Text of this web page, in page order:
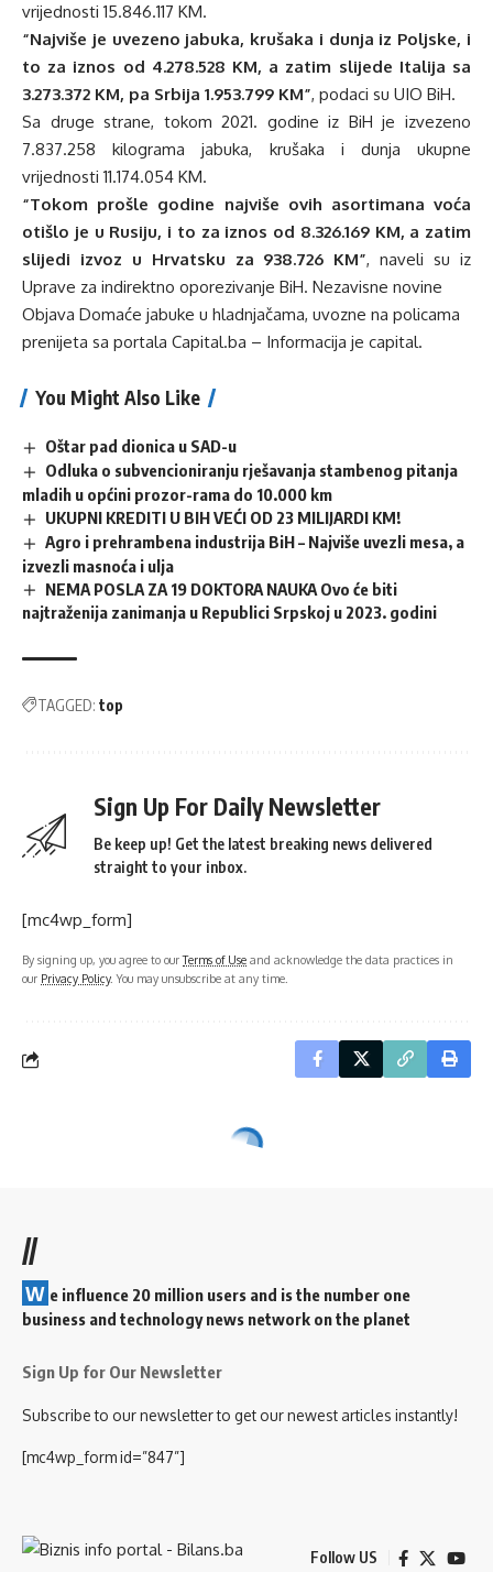
vrijednosti 15.846.117 KM.
“Najviše je uvezeno jabuka, krušaka i dunja iz Poljske, i
to za iznos od 4.278.528 KM, a zatim slijede Italija sa
3.273.372 KM, pa Srbija 1.953.799 KM”, podaci su UIO BiH.
Sa druge strane, tokom 2021. godine iz BiH je izvezeno
7.837.258 kilograma jabuka, krušaka i dunja ukupne
vrijednosti 11.174.054 KM.
“Tokom prošle godine najviše ovih asortimana voća
otišlo je u Rusiju, i to za iznos od 8.326.169 KM, a zatim
slijedi izvoz u Hrvatsku za 938.726 KM”, naveli su iz
Uprave za indirektno oporezivanje BiH. Nezavisne novine
Objava Domaće jabuke u hladnjačama, uvozne na policama
prenijeta sa portala Capital.ba – Informacija je capital.
You Might Also Like
Oštar pad dionica u SAD-u
Odluka o subvencioniranju rješavanja stambenog pitanja
mladih u općini prozor-rama do 10.000 km
UKUPNI KREDITI U BIH VEĆI OD 23 MILIJARDI KM!
Agro i prehrambena industrija BiH – Najviše uvezli mesa, a
izvezli masnoća i ulja
NEMA POSLA ZA 19 DOKTORA NAUKA Ovo će biti
najtraženija zanimanja u Republici Srpskoj u 2023. godini
TAGGED: top
Sign Up For Daily Newsletter
Be keep up! Get the latest breaking news delivered
straight to your inbox.
[mc4wp_form]
By signing up, you agree to ourTerms of Use and acknowledge the data practices in
our Privacy Policy. You may unsubscribe at any time.
//
W e influence 20 million users and is the number one
business and technology news network on the planet
Sign Up for Our Newsletter
Subscribe to our newsletter to get our newest articles instantly!
[mc4wp_form id=”847”]
Follow US